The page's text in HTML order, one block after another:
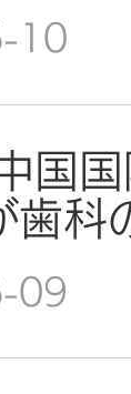
10
国
歯科
09